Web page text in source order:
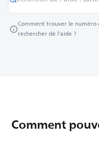
Comment trouver le
rechercher de l'aide ?
Comment